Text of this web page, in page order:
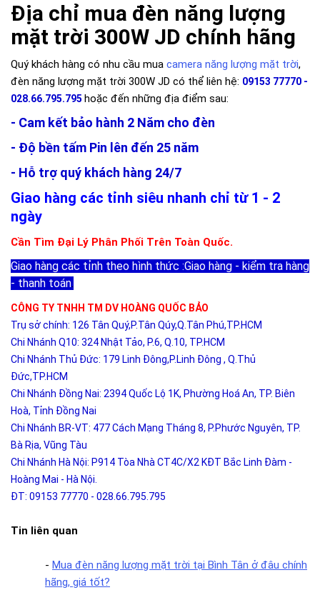
Địa chỉ mua đèn năng lượng
mặt trời 300W JD chính hãng
Quý khách hàng có nhu cầu mua camera năng lượng mặt trời,
đèn năng lượng mặt trời 300W JD có thể liên hệ: 09153 77770 -
028.66.795.795 hoặc đến những địa điểm sau:
- Cam kết bảo hành 2 Năm cho đèn
- Độ bền tấm Pin lên đến 25 năm
- Hỗ trợ quý khách hàng 24/7
Giao hàng các tỉnh siêu nhanh chỉ từ 1 - 2
ngày
Cần Tìm Đại Lý Phân Phối Trên Toàn Quốc.
Giao hàng các tỉnh theo hình thức :Giao hàng - kiểm tra hàng
- thanh toán.
CÔNG TY TNHH TM DV HOÀNG QUỐC BẢO
Trụ sở chính: 126 Tân Quý,P.Tân Qúy,Q.Tân Phú,TP.HCM
Chi Nhánh Q10: 324 Nhật Tảo, P.6, Q.10, TP.HCM
Chi Nhánh Thủ Đức: 179 Linh Đông,P.Linh Đông , Q.Thủ
Đức,TP.HCM
Chi Nhánh Đồng Nai: 2394 Quốc Lộ 1K, Phường Hoá An, TP. Biên
Hoà, Tỉnh Đồng Nai
Chi Nhánh BR-VT: 477 Cách Mạng Tháng 8, P.Phước Nguyên, TP.
Bà Rịa, Vũng Tàu
Chi Nhánh Hà Nội: P914 Tòa Nhà CT4C/X2 KĐT Bắc Linh Đàm -
Hoàng Mai - Hà Nội.
ĐT: 09153 77770 - 028.66.795.795
Tin liên quan
- Mua đèn năng lượng mặt trời tại Bình Tân ở đâu chính
hãng, giá tốt?